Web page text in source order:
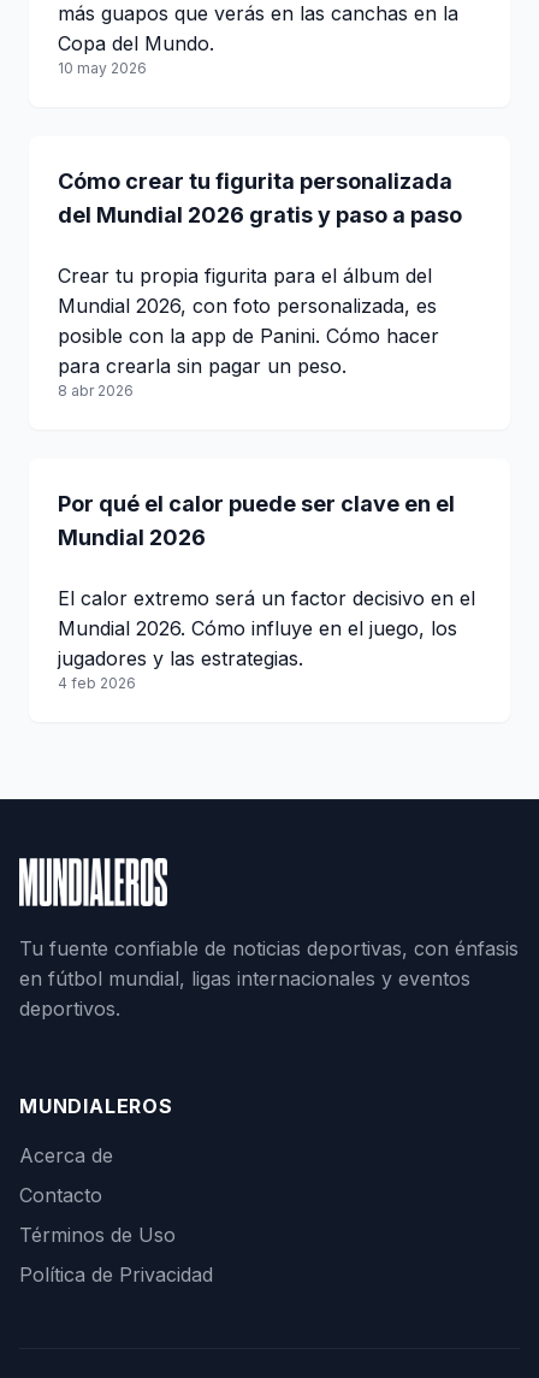
más guapos que verás en las canchas en la
Copa del Mundo.
10 may 2026
Cómo crear tu figurita personalizada
del Mundial 2026 gratis y paso a paso
Crear tu propia figurita para el álbum del
Mundial 2026, con foto personalizada, es
posible con la app de Panini. Cómo hacer
para crearla sin pagar un peso.
8 abr 2026
Por qué el calor puede ser clave en el
Mundial 2026
El calor extremo será un factor decisivo en el
Mundial 2026. Cómo influye en el juego, los
jugadores y las estrategias.
4 feb 2026
Tu fuente confiable de noticias deportivas, con énfasis
en fútbol mundial, ligas internacionales y eventos
deportivos.
MUNDIALEROS
Acerca de
Contacto
Términos de Uso
Política de Privacidad